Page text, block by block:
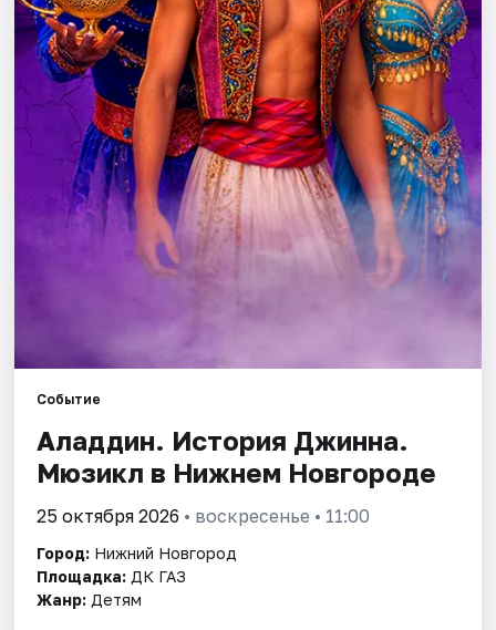
Города
Площадки
Артисты
Рейтинги
Событие
Аладдин. История Джинна.
Мюзикл в Нижнем Новгороде
25 октября 2026 • воскресенье • 11:00
Город: Нижний Новгород
Площадка: ДК ГАЗ
Жанр: Детям